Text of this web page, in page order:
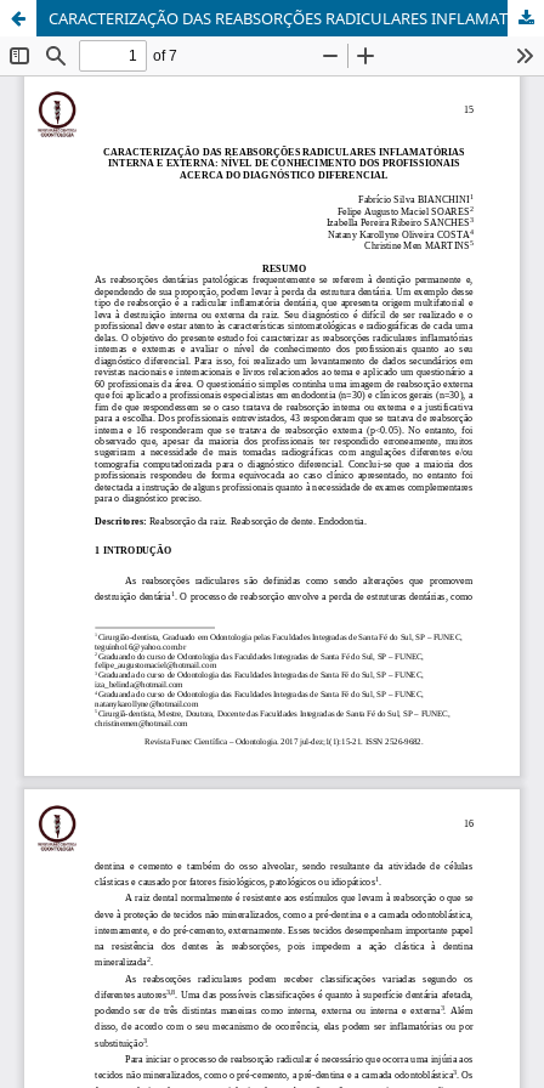
CARACTERIZAÇÃO DAS REABSORÇÕES RADICULARES INFLAMATÓRIAS INTERNA E EXTERNA: NÍVEL DE CONHECIMENTO DOS PROFISSIONAIS ACERCA DO DIAGNÓSTICO DIFERENCIAL